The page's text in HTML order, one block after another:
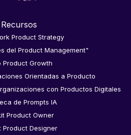
Recursos
Product Strategy
del Product Management"
Product Growth
Orientadas a Producto
con Productos Digitales
de Prompts IA
Product Owner
Product Designer